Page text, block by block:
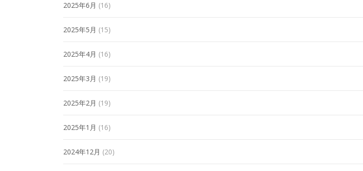
2025年6月 (16)
2025年5月 (15)
2025年4月 (16)
2025年3月 (19)
2025年2月 (19)
2025年1月 (16)
2024年12月 (20)